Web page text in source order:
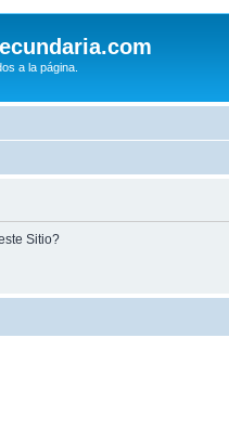
a la página.
Sitio?